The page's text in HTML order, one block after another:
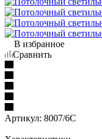
В избранное
Сравнить
Артикул: 8007/6C